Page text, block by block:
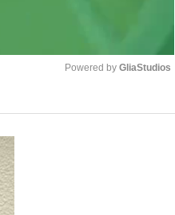
「クマが悪者扱い
Mute
Powered by GliaStudios